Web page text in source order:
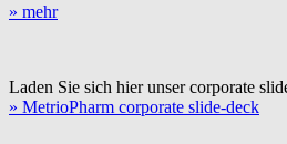
» mehr
Laden Sie sich hier unser corporate
» MetrioPharm corporate slide-deck